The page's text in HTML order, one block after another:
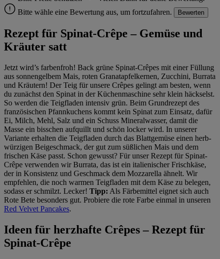
Bitte wähle eine Bewertung aus, um fortzufahren.
Bewerten
Rezept für Spinat-Crêpe – Gemüse und
Kräuter satt
Jetzt wird’s farbenfroh! Back grüne Spinat-Crêpes mit einer Füllung
aus sonnengelbem Mais, roten Granatapfelkernen, Zucchini, Burrata
und Kräutern! Der Teig für unsere Crêpes gelingt am besten, wenn
du zunächst den Spinat in der Küchenmaschine sehr klein häckselst.
So werden die Teigfladen intensiv grün. Beim Grundrezept des
französischen Pfannkuchens kommt kein Spinat zum Einsatz, dafür
Ei, Milch, Mehl, Salz und ein Schuss Mineralwasser, damit die
Masse ein bisschen aufquillt und schön locker wird. In unserer
Variante erhalten die Teigfladen durch das Blattgemüse einen herb-
würzigen Beigeschmack, der gut zum süßlichen Mais und dem
frischen Käse passt. Schon gewusst? Für unser Rezept für Spinat-
Crêpe verwenden wir Burrata, das ist ein italienischer Frischkäse,
der in Konsistenz und Geschmack dem Mozzarella ähnelt. Wir
empfehlen, die noch warmen Teigfladen mit dem Käse zu belegen,
sodass er schmilzt. Lecker! Tipp: Als Färbemittel eignet sich auch
Rote Bete besonders gut. Probiere die rote Farbe einmal in unseren
Red Velvet Pancakes.
Ideen für herzhafte Crêpes – Rezept für
Spinat-Crêpe